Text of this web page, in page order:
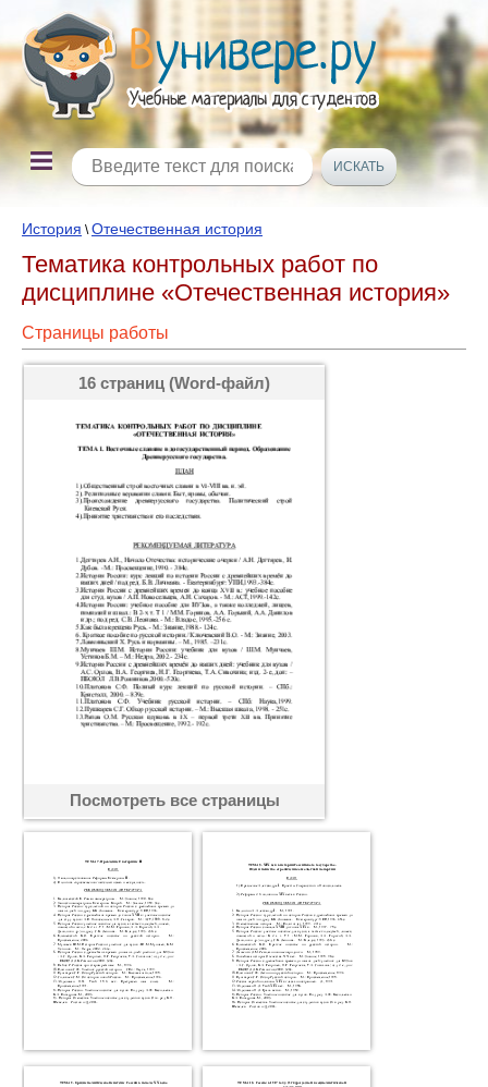
История \Отечественная история
Тематика контрольных работ по
дисциплине «Отечественная история»
Страницы работы
16 страниц (Word-файл)
Посмотреть все страницы